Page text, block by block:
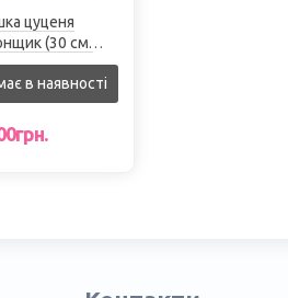
цуценя
(30 см)
Gund
в наявності